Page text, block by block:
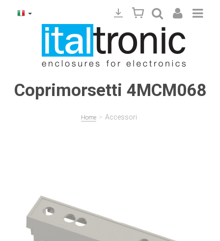
Coprimorsetti 4MCM068
Home > Accessori